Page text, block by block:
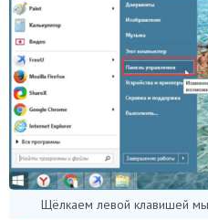
Щёлкаем левой клавишей